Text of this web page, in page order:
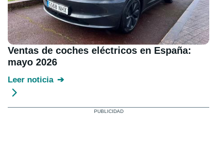
Ventas de coches eléctricos en España:
mayo 2026
Leer noticia